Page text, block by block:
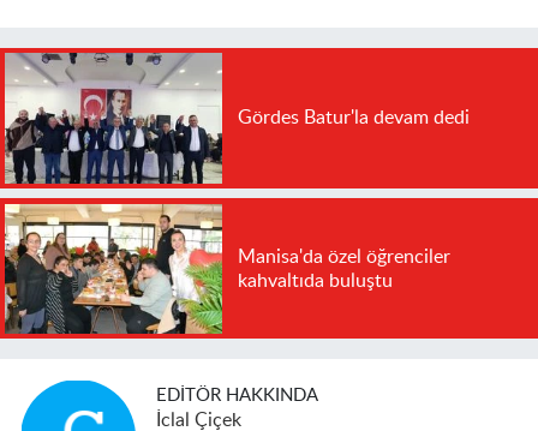
Gördes Batur'la devam dedi
Manisa'da özel öğrenciler
kahvaltıda buluştu
EDITÖR HAKKINDA
İclal Çiçek